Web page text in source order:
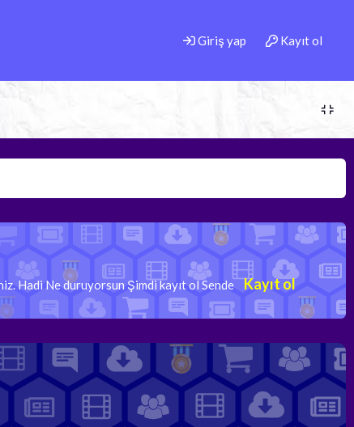
Giriş yap Kayıt ol
Hadi Ne duruyorsun Şimdi kayıt ol Sende Kayıt ol